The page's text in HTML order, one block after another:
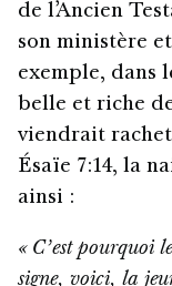
de l’Ancien
son ministère
exemple, dans
belle et riche
viendrait
Ésaïe 7:14, la
ainsi :
« C’est pourquoi
signe, voici, la